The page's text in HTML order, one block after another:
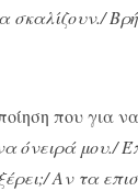
που για
όνειρά μου./
Αν τα